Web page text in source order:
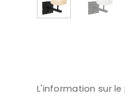
L'information sur